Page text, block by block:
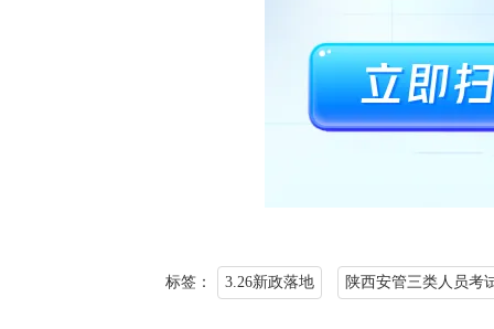
标签： 3.26新政落地 陕西安管三类人员考